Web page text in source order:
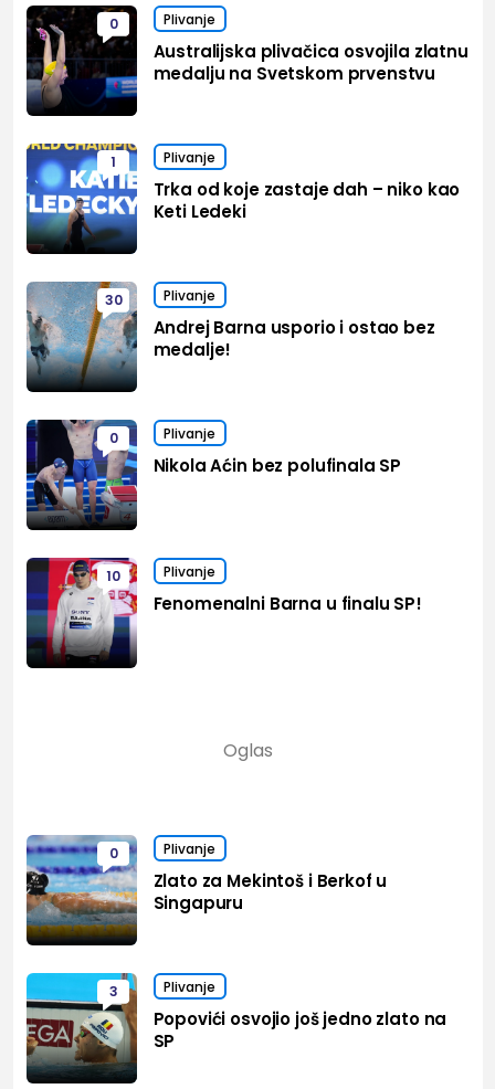
0 Plivanje
Australijska plivačica osvojila zlatnu
medalju na Svetskom prvenstvu
1 Plivanje
Trka od koje zastaje dah – niko kao
Keti Ledeki
30 Plivanje
Andrej Barna usporio i ostao bez
medalje!
0 Plivanje
Nikola Aćin bez polufinala SP
10 Plivanje
Fenomenalni Barna u finalu SP!
0 Plivanje
Zlato za Mekintoš i Berkof u
Singapuru
3 Plivanje
Popovići osvojio još jedno zlato na
SP